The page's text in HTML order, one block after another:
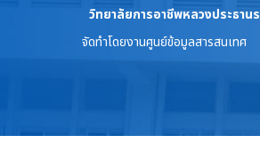
วิทยาลัยการอาชีพหลวงประธานร
จัดทำโดยงานศูนย์ข้อมูลสารสนเทศ